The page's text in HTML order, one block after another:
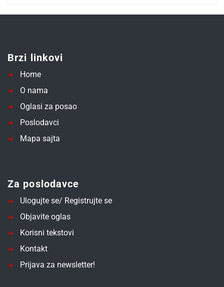
Brzi linkovi
Home
O nama
Oglasi za posao
Poslodavci
Mapa sajta
Za poslodavce
Ulogujte se/ Registrujte se
Objavite oglas
Korisni tekstovi
Kontakt
Prijava za newsletter!